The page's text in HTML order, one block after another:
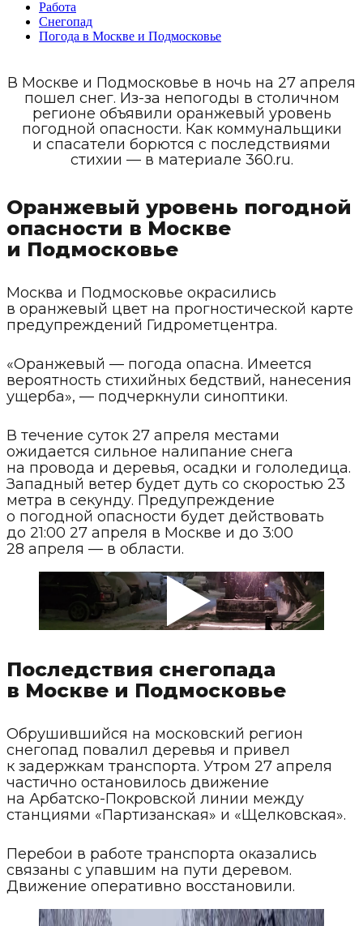
Работа
Снегопад
Погода в Москве и Подмосковье
В Москве и Подмосковье в ночь на 27 апреля
пошел снег. Из-за непогоды в столичном
регионе объявили оранжевый уровень
погодной опасности. Как коммунальщики
и спасатели борются с последствиями
стихии — в материале 360.ru.
Оранжевый уровень погодной
опасности в Москве
и Подмосковье
Москва и Подмосковье окрасились
в оранжевый цвет на прогностической карте
предупреждений Гидрометцентра.
«Оранжевый — погода опасна. Имеется
вероятность стихийных бедствий, нанесения
ущерба», — подчеркнули синоптики.
В течение суток 27 апреля местами
ожидается сильное налипание снега
на провода и деревья, осадки и гололедица.
Западный ветер будет дуть со скоростью 23
метра в секунду. Предупреждение
о погодной опасности будет действовать
до 21:00 27 апреля в Москве и до 3:00
28 апреля — в области.
Последствия снегопада
в Москве и Подмосковье
Обрушившийся на московский регион
снегопад повалил деревья и привел
к задержкам транспорта. Утром 27 апреля
частично остановилось движение
на Арбатско-Покровской линии между
станциями «Партизанская» и «Щелковская».
Перебои в работе транспорта оказались
связаны с упавшим на пути деревом.
Движение оперативно восстановили.